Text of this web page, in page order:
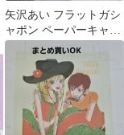
矢沢あい フラットガシ
ャポン ペーパーキャン
バス